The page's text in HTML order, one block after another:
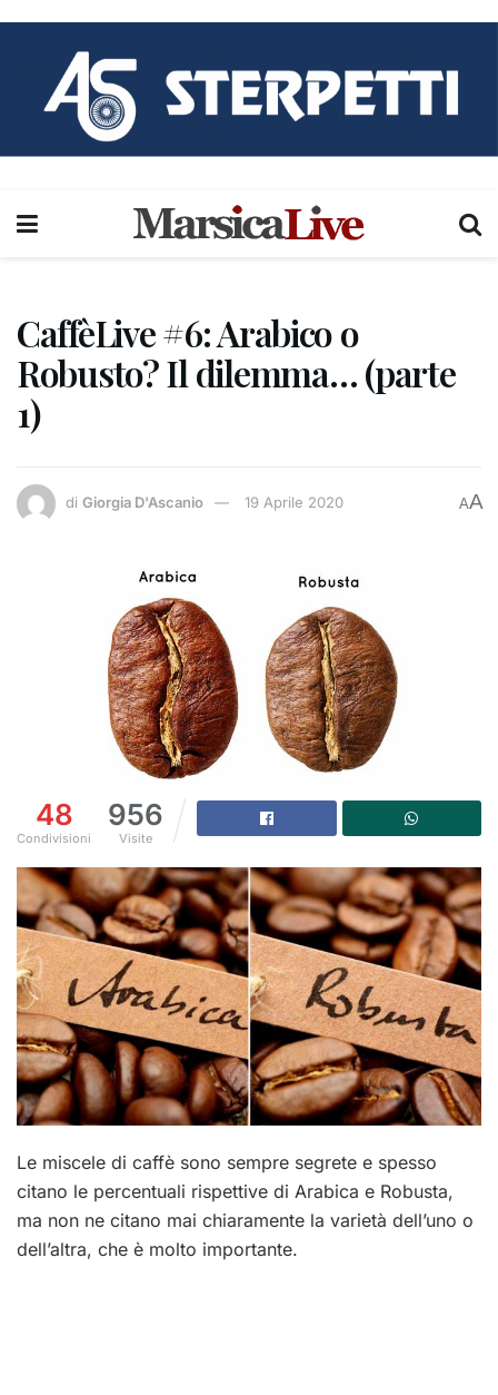
CaffèLive #6: Arabico o
Robusto? Il dilemma… (parte
1)
di Giorgia D'Ascanio 19 Aprile 2020 AA
48
Condivisioni
956
Visite
Le miscele di caffè sono sempre segrete e spesso
citano le percentuali rispettive di Arabica e Robusta,
ma non ne citano mai chiaramente la varietà dell’uno o
dell’altra, che è molto importante.